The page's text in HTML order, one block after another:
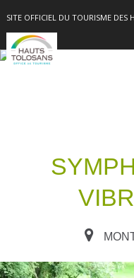
SITE OFFICIEL DU TOURISME DES